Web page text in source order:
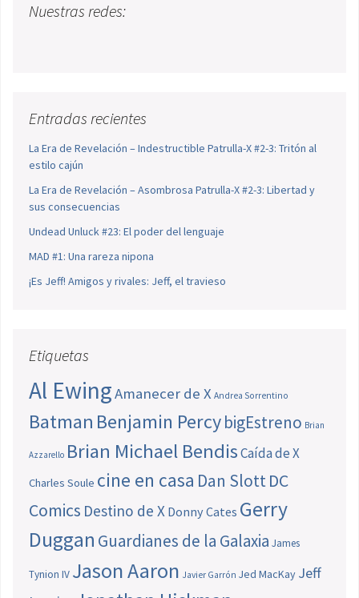
Nuestras redes:
Entradas recientes
La Era de Revelación – Indestructible Patrulla-X #2-3: Tritón al
estilo cajún
La Era de Revelación – Asombrosa Patrulla-X #2-3: Libertad y
sus consecuencias
Undead Unluck #23: El poder del lenguaje
MAD #1: Una rareza nipona
¡Es Jeff! Amigos y rivales: Jeff, el travieso
Etiquetas
Al EwingAmanecer de X Andrea Sorrentino
Batman Benjamin PercybigEstreno Brian
Azzarello Brian Michael BendisCaída de X
Charles Soule cine en casa Dan SlottDC
Comics Destino de X Donny Cates Gerry
Duggan Guardianes de la Galaxia James
Tynion IV Jason Aaron Javier Garrón Jed MacKay Jeff